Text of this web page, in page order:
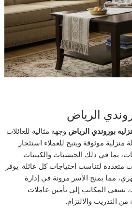
الرياض
بوروندي الرياض وجهة مثالية للعائلات
موثوقة ويتيح للعملاء استئجار
بما في ذلك الحبشيات والكينيات
متعددة لتناسب احتياجات كل عائلة. يوفر
مما يمنح الأسر مرونة في إدارة
تسعى المكاتب إلى تأمين عاملات
التدريب والالتزام.